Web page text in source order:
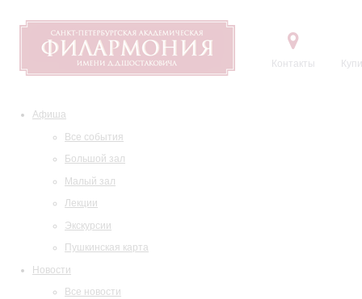
Контакты
Афиша
Все события
Большой зал
Малый зал
Лекции
Экскурсии
Пушкинская карта
Новости
Все новости